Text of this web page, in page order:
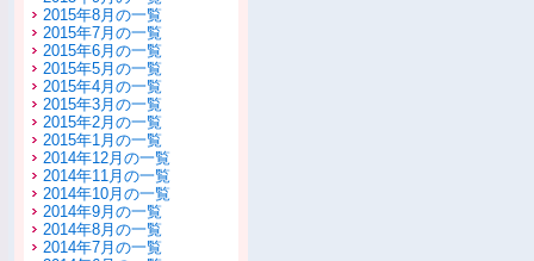
2015年8月の一覧
2015年7月の一覧
2015年6月の一覧
2015年5月の一覧
2015年4月の一覧
2015年3月の一覧
2015年2月の一覧
2015年1月の一覧
2014年12月の一覧
2014年11月の一覧
2014年10月の一覧
2014年9月の一覧
2014年8月の一覧
2014年7月の一覧